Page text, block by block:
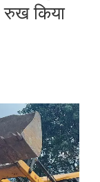
रुख किया